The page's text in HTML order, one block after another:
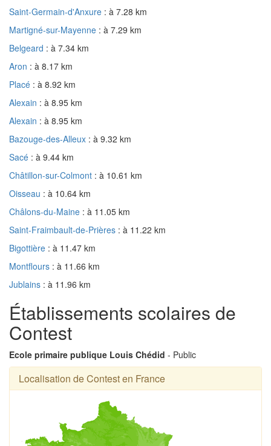
Saint-Germain-d'Anxure : à 7.28 km
Martigné-sur-Mayenne : à 7.29 km
Belgeard : à 7.34 km
Aron : à 8.17 km
Placé : à 8.92 km
Alexain : à 8.95 km
Alexain : à 8.95 km
Bazouge-des-Alleux : à 9.32 km
Sacé : à 9.44 km
Châtillon-sur-Colmont : à 10.61 km
Oisseau : à 10.64 km
Châlons-du-Maine : à 11.05 km
Saint-Fraimbault-de-Prières : à 11.22 km
Bigottière : à 11.47 km
Montflours : à 11.66 km
Jublains : à 11.96 km
Établissements scolaires de
Contest
Ecole primaire publique Louis Chédid - Public
Localisation de Contest en France